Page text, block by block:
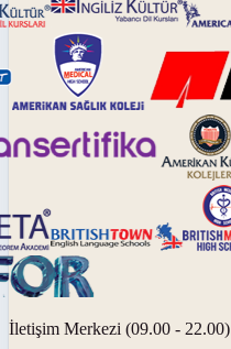
İletişim Merkezi (09.00 - 22.00)